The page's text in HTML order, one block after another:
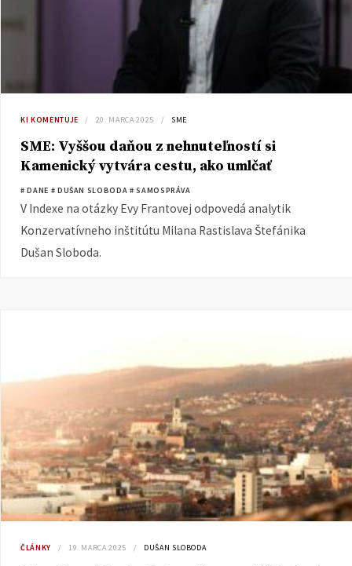
KI KOMENTUJE 20. MARCA 2025 SME
SME: Vyššou daňou z nehnuteľností si
Kamenický vytvára cestu, ako umlčať
samosprávy
# DANE # DUŠAN SLOBODA # SAMOSPRÁVA
V Indexe na otázky Evy Frantovej odpovedá analytik
Konzervatívneho inštitútu Milana Rastislava Štefánika
Dušan Sloboda.
ČLÁNKY 19. MARCA 2025 DUŠAN SLOBODA